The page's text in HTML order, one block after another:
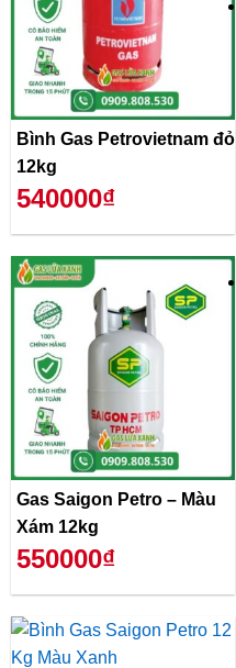
Bình Gas Petrovietnam đỏ
12kg
540000₫
Gas Saigon Petro – Màu
Xám 12kg
550000₫